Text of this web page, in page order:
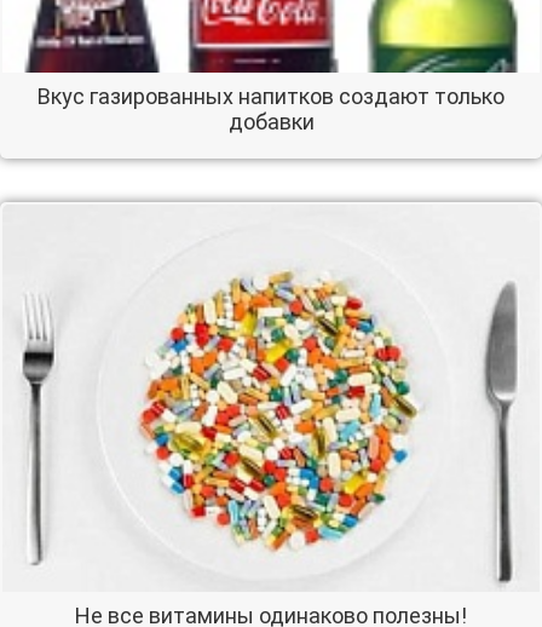
Вкус газированных напитков создают только
добавки
Не все витамины одинаково полезны!